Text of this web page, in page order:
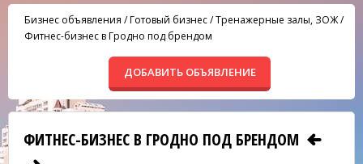
Бизнес объявления /Готовый бизнес/Тренажерные залы, ЗОЖ/
Фитнес-бизнес в Гродно под брендом
ДОБАВИТЬ ОБЪЯВЛЕНИЕ
ФИТНЕС-БИЗНЕС В ГРОДНО ПОД БРЕНДОМ